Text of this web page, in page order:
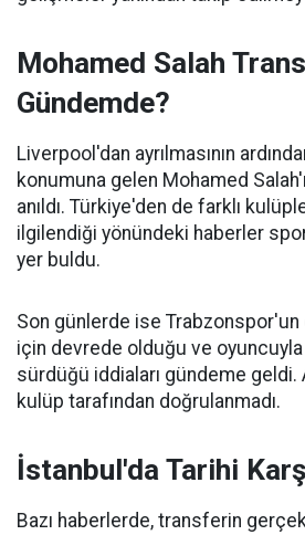
Mohamed Salah
Gündemde?
Liverpool'dan ayrılmasının
konumuna gelen Mohamed
anıldı. Türkiye'den de farklı
ilgilendiği yönündeki haberler
yer buldu.
Son günlerde ise
için devrede olduğu ve oyuncuyla
sürdüğü iddiaları gündeme geldi.
kulüp tarafından doğrulanmadı.
İstanbul'da Tarihi
Bazı haberlerde, transferin